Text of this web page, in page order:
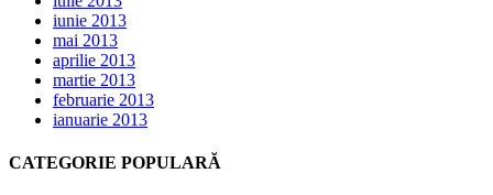
iunie 2013
mai 2013
aprilie 2013
martie 2013
februarie 2013
ianuarie 2013
CATEGORIE POPULARĂ